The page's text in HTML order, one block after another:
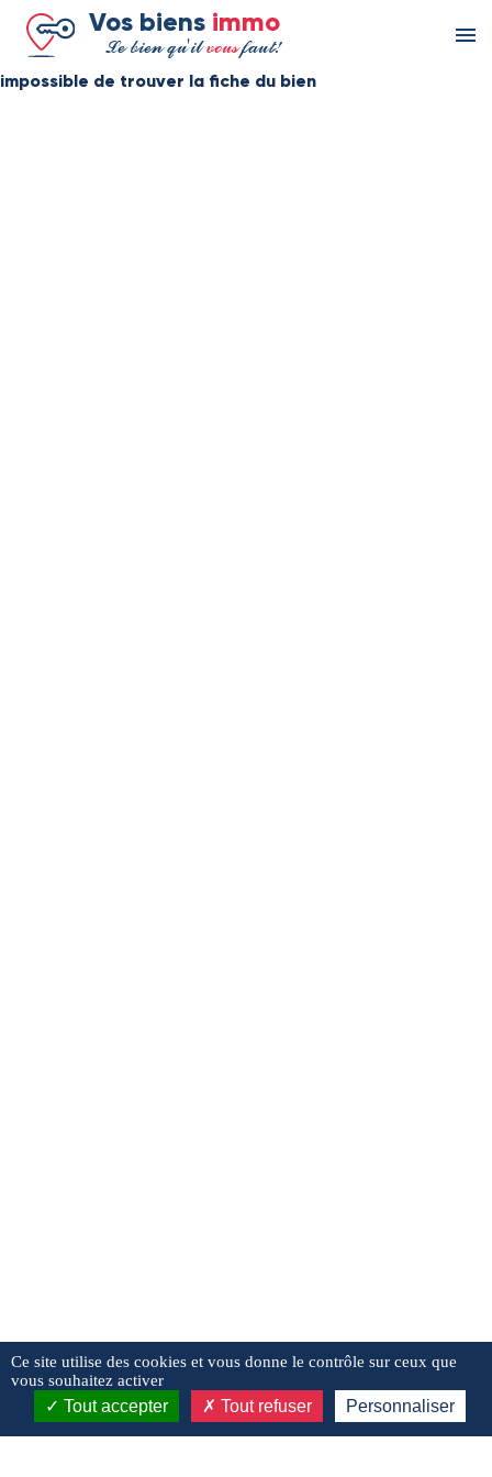
Panneau de gestion des cookies
Ce site utilise des cookies et vous donne le contrôle sur ceux que
vous souhaitez activer
Tout accepter Tout refuser Personnaliser
Vos biens immo
Le bien qu'ilvousfaut! menu
impossible de trouver la fiche du bien